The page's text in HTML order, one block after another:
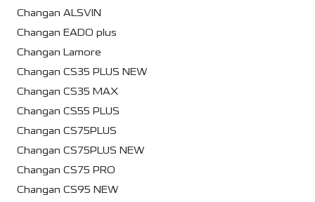
Changan ALSVIN
Changan EADO plus
Changan Lamore
Changan CS35 PLUS NEW
Changan CS35 MAX
Changan CS55 PLUS
Changan CS75PLUS
Changan CS75PLUS NEW
Changan CS75 PRO
Changan CS95 NEW